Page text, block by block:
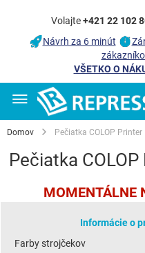
Volajte+421 22 102
Návrh za 6 minút
VŠETKO O
Domov Pečiatka COLOP
Pečiatka
obrázkov
začiatok
MOMENTÁLNE
Informácie o
Farby strojčekov